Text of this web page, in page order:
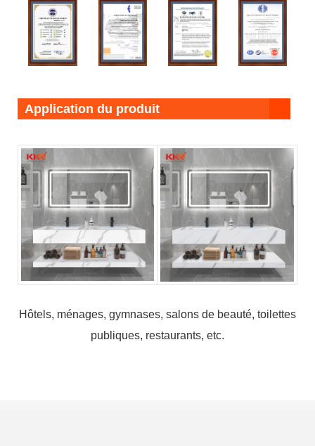
Application du produit
Hôtels, ménages, gymnases, salons de beauté, toilettes
publiques, restaurants, etc.